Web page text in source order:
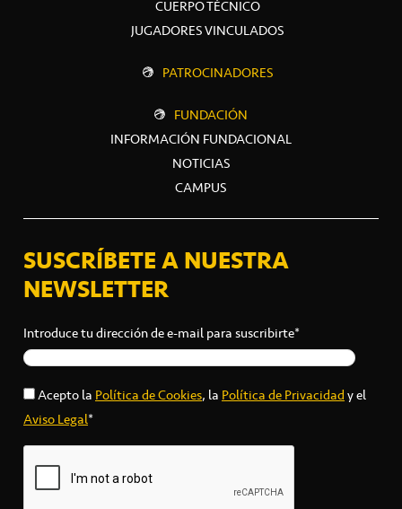
CUERPO TÉCNICO
JUGADORES VINCULADOS
PATROCINADORES
FUNDACIÓN
INFORMACIÓN FUNDACIONAL
NOTICIAS
CAMPUS
SUSCRÍBETE A NUESTRA
NEWSLETTER
Introduce tu dirección de e-mail para suscribirte*
Acepto laPolítica de Cookies, laPolítica de Privacidady el
Aviso Legal*